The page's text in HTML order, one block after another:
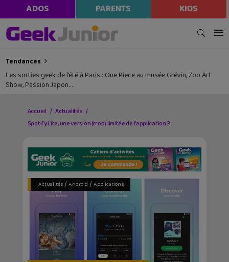
ADOS PARENTS KIDS
Tendances
Les sorties geek de l’été à Paris : One Piece au musée Grévin, Zoo Art
Show, Passion Japon…
Accueil
Actualités
Spotify Lite, une version (trop) limitée de l’application ?
Actualités/ Android / Applications